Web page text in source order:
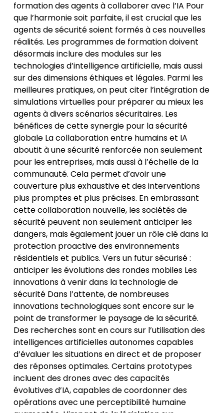
formation des agents à collaborer avec l’IA Pour
que l’harmonie soit parfaite, il est crucial que les
agents de sécurité soient formés à ces nouvelles
réalités. Les programmes de formation doivent
désormais inclure des modules sur les
technologies d’intelligence artificielle, mais aussi
sur des dimensions éthiques et légales. Parmi les
meilleures pratiques, on peut citer l’intégration de
simulations virtuelles pour préparer au mieux les
agents à divers scénarios sécuritaires. Les
bénéfices de cette synergie pour la sécurité
globale La collaboration entre humains et IA
aboutit à une sécurité renforcée non seulement
pour les entreprises, mais aussi à l’échelle de la
communauté. Cela permet d’avoir une
couverture plus exhaustive et des interventions
plus promptes et plus précises. En embrassant
cette collaboration nouvelle, les sociétés de
sécurité peuvent non seulement anticiper les
dangers, mais également jouer un rôle clé dans la
protection proactive des environnements
résidentiels et publics. Vers un futur sécurisé :
anticiper les évolutions des rondes mobiles Les
innovations à venir dans la technologie de
sécurité Dans l’attente, de nombreuses
innovations technologiques sont encore sur le
point de transformer le paysage de la sécurité.
Des recherches sont en cours sur l’utilisation des
intelligences artificielles autonomes capables
d’évaluer les situations en direct et de proposer
des réponses optimales. Certains prototypes
incluent des drones avec des capacités
évolutives d’IA, capables de coordonner des
opérations avec une perceptibilité humaine